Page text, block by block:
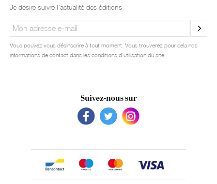
Je désire suivre l’actualité des éditions
Vous pouvez vous désinscrire à tout moment. Vous trouverez pour cela nos
informations de contact dans les conditions d'utilisation du site.
Suivez-nous sur